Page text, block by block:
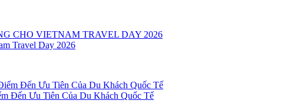
Travel Day 2026
Đến Ưu Tiên Của Du Khách Quốc Tế